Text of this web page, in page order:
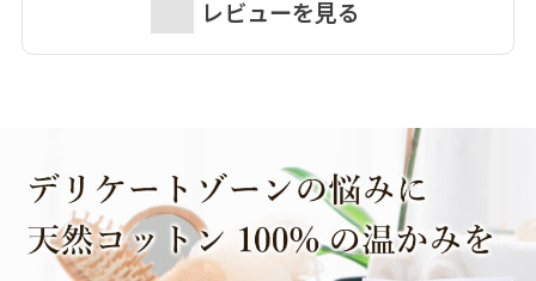
レビューを見る